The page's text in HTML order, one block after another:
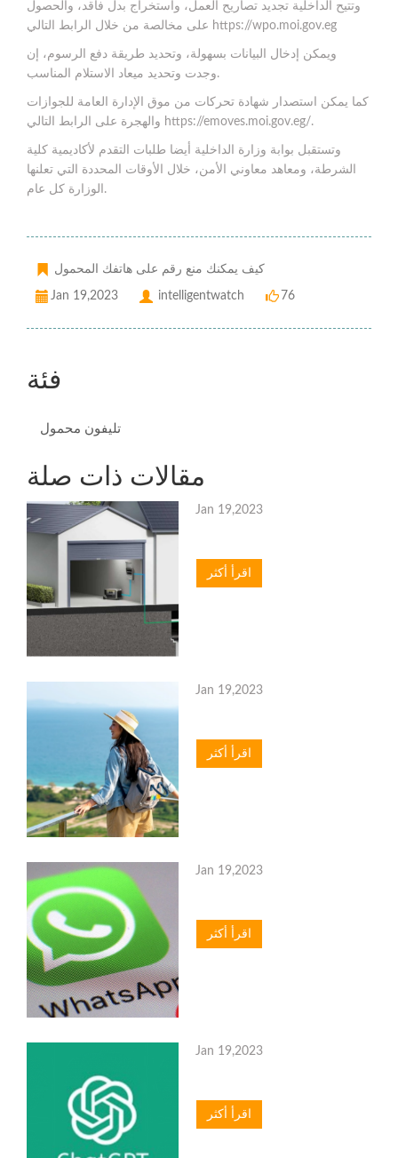
وتتيح الداخلية تجديد تصاريح العمل، واستخراج بدل فاقد، والحصول
على مخالصة من خلال الرابط التالي https://wpo.moi.gov.eg
ويمكن إدخال البيانات بسهولة، وتحديد طريقة دفع الرسوم، إن
وجدت وتحديد ميعاد الاستلام المناسب.
كما يمكن استصدار شهادة تحركات من موق الإدارة العامة للجوازات
والهجرة على الرابط التالي https://emoves.moi.gov.eg/.
وتستقبل بوابة وزارة الداخلية أيضا طلبات التقدم لأكاديمية كلية
الشرطة، ومعاهد معاوني الأمن، خلال الأوقات المحددة التي تعلنها
الوزارة كل عام.
كيف يمكنك منع رقم على هاتفك المحمول
Jan 19,2023 intelligentwatch 76
فئة
تليفون محمول
مقالات ذات صلة
Jan 19,2023
اقرأ أكثر
Jan 19,2023
اقرأ أكثر
Jan 19,2023
اقرأ أكثر
Jan 19,2023
اقرأ أكثر